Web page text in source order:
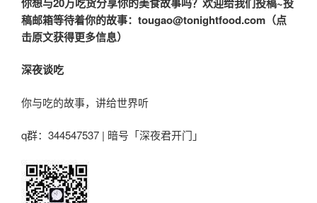
稿邮箱等待着你的故事：tougao@tonightfood.com（点
击原文获得更多信息）
深夜谈吃
你与吃的故事，讲给世界听
q群：344547537 | 暗号「深夜君开门」